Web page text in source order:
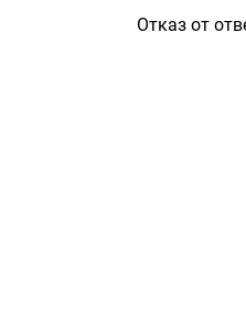
Отказ от